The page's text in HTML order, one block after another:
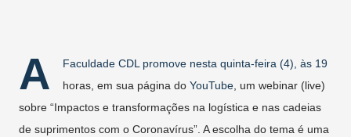
A
Faculdade CDL promove nesta quinta-feira (4), às 19
horas, em sua página do YouTube , um webinar (live)
sobre “Impactos e transformações na logística e nas cadeias
de suprimentos com o Coronavírus”. A escolha do tema é uma